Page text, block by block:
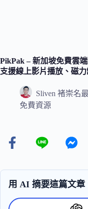
PikPak – 新加坡免費雲
支援線上影片播放、磁
Sliven 褚崇名
免費資源
用 AI 摘要這篇文章